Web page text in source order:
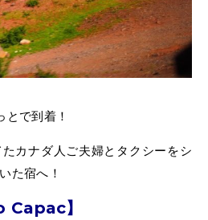
で到着！
カナダ人ご夫婦とタクシーをシ
た宿へ！
Capac】